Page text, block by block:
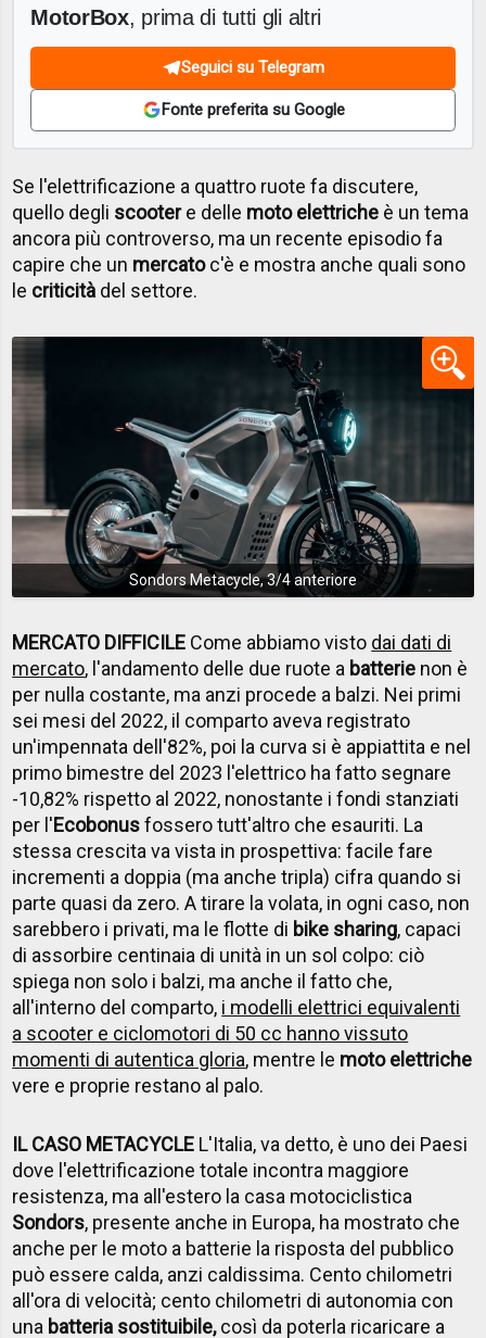
MotorBox, prima di tutti gli altri
Seguici su Telegram
Fonte preferita su Google
Se l'elettrificazione a quattro ruote fa discutere,
quello degli scootere delle moto elettriche è un tema
ancora più controverso, ma un recente episodio fa
capire che un mercatoc'è e mostra anche quali sono
le criticità del settore.
Sondors Metacycle, 3/4 anteriore
MERCATO DIFFICILE Come abbiamo visto dai dati di
mercato, l'andamento delle due ruote a batterie non è
per nulla costante, ma anzi procede a balzi. Nei primi
sei mesi del 2022, il comparto aveva registrato
un'impennata dell'82%, poi la curva si è appiattita e nel
primo bimestre del 2023 l'elettrico ha fatto segnare
-10,82% rispetto al 2022, nonostante i fondi stanziati
per l'Ecobonusfossero tutt'altro che esauriti. La
stessa crescita va vista in prospettiva: facile fare
incrementi a doppia (ma anche tripla) cifra quando si
parte quasi da zero. A tirare la volata, in ogni caso, non
sarebbero i privati, ma le flotte di bike sharing, capaci
di assorbire centinaia di unità in un sol colpo: ciò
spiega non solo i balzi, ma anche il fatto che,
all'interno del comparto, i modelli elettrici equivalenti
a scooter e ciclomotori di 50 cc hanno vissuto
momenti di autentica gloria, mentre le moto elettriche
vere e proprie restano al palo.
IL CASO METACYCLE L'Italia, va detto, è uno dei Paesi
dove l'elettrificazione totale incontra maggiore
resistenza, ma all'estero la casa motociclistica
Sondors, presente anche in Europa, ha mostrato che
anche per le moto a batterie la risposta del pubblico
può essere calda, anzi caldissima. Cento chilometri
all'ora di velocità; cento chilometri di autonomia con
una batteria sostituibile,così da poterla ricaricare a